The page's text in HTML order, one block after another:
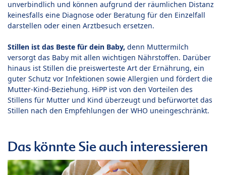
unverbindlich und können aufgrund der räumlichen Distanz
keinesfalls eine Diagnose oder Beratung für den Einzelfall
darstellen oder einen Arztbesuch ersetzen.
Stillen ist das Beste für dein Baby, denn Muttermilch
versorgt das Baby mit allen wichtigen Nährstoffen. Darüber
hinaus ist Stillen die preiswerteste Art der Ernährung, ein
guter Schutz vor Infektionen sowie Allergien und fördert die
Mutter-Kind-Beziehung. HiPP ist von den Vorteilen des
Stillens für Mutter und Kind überzeugt und befürwortet das
Stillen nach den Empfehlungen der WHO uneingeschränkt.
Das könnte Sie auch interessieren